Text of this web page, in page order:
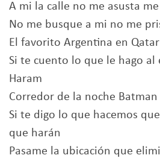
A mi la calle no me asusta me
No me busque a mi no me
El favorito Argentina en Qatar
Si te cuento lo que le hago al
Haram
Corredor de la noche Batman
Si te digo lo que hacemos
que harán
Pasame la ubicación que